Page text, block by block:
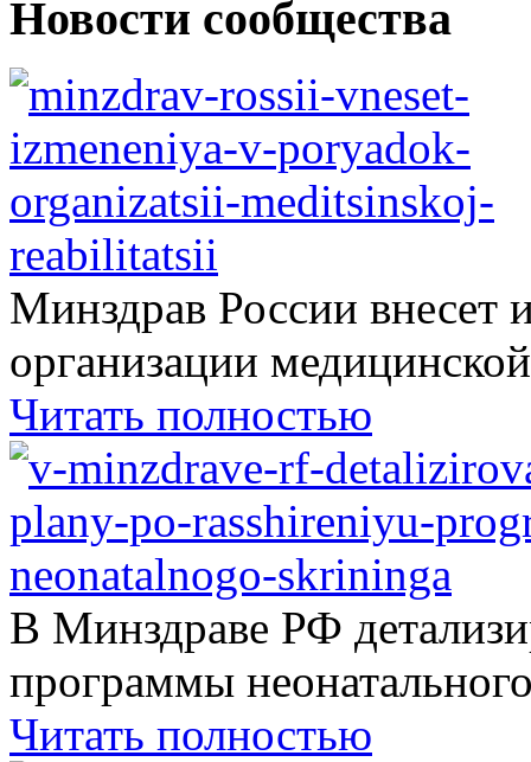
Новости сообщества
Минздрав России внесет
организации
Читать полностью
В Минздраве РФ
программы
Читать полностью